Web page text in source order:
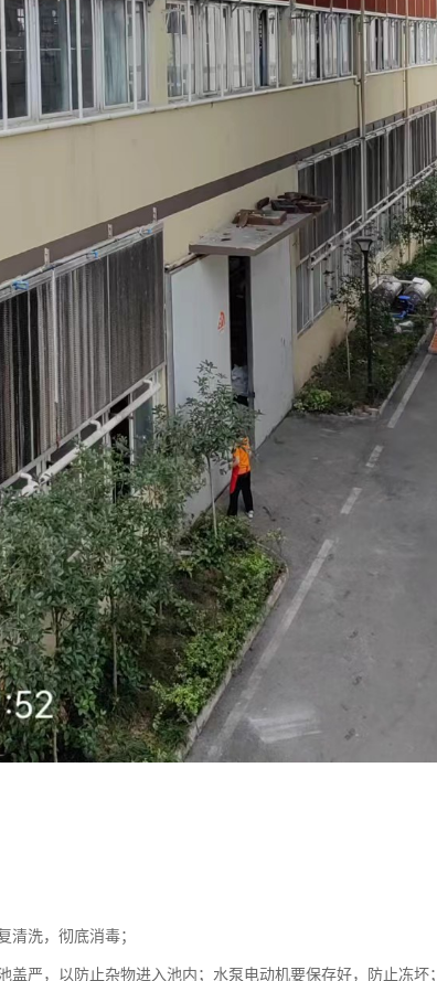
清洗，彻底消毒；
盖严，以防止杂物进入池内；水泵电动机要保存好，防止冻坏